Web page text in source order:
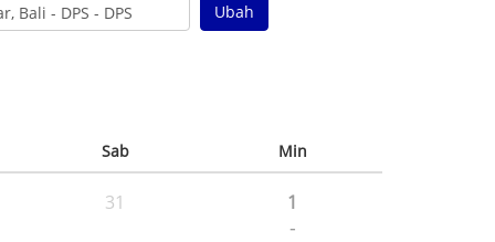
Ubah
Sab Min
31 1
-